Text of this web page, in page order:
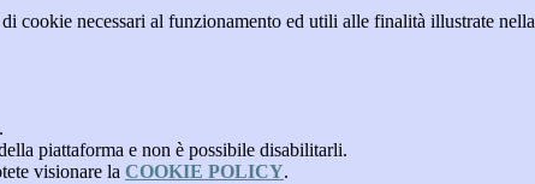
cookie necessari al funzionamento ed utili alle finalità illustrate nella
piattaforma e non è possibile disabilitarli.
visionare la COOKIE POLICY.